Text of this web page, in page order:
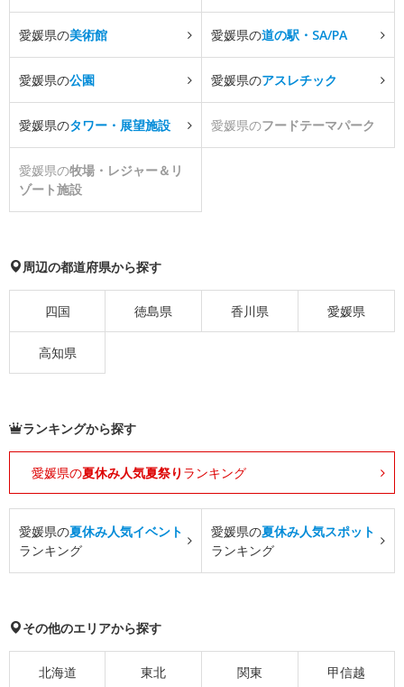
愛媛県の美術館 愛媛県の道の駅・SA/PA
愛媛県の公園 愛媛県のアスレチック
愛媛県のタワー・展望施設 愛媛県のフードテーマパーク
愛媛県の牧場・レジャー＆リ
ゾート施設
周辺の都道府県から探す
四国 徳島県 香川県 愛媛県
高知県
ランキングから探す
愛媛県の夏休み人気夏祭り ランキング
愛媛県の夏休み人気イベント
ランキング
愛媛県の夏休み人気スポット
ランキング
その他のエリアから探す
北海道 東北 関東 甲信越